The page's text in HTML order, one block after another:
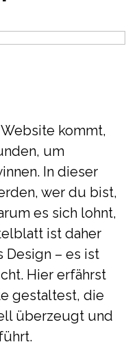
kommt,
um
In dieser
wer du bist,
es sich lohnt,
ist daher
Design – es ist
Hier erfährst
gestaltest, die
überzeugt und